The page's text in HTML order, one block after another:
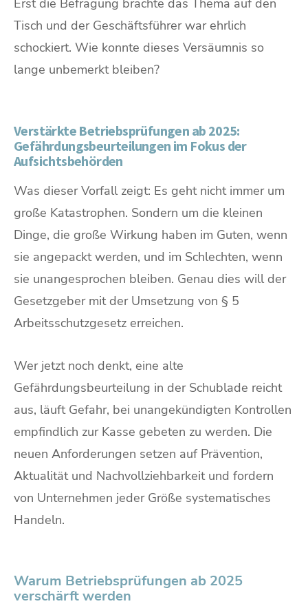
Tisch und der Geschäftsführer war ehrlich
schockiert. Wie konnte dieses Versäumnis so
lange unbemerkt bleiben?
Verstärkte Betriebsprüfungen ab 2025:
Gefährdungsbeurteilungen im Fokus der
Aufsichtsbehörden
Was dieser Vorfall zeigt: Es geht nicht immer um
große Katastrophen. Sondern um die kleinen
Dinge, die große Wirkung haben im Guten, wenn
sie angepackt werden, und im Schlechten, wenn
sie unangesprochen bleiben. Genau dies will der
Gesetzgeber mit der Umsetzung von § 5
Arbeitsschutzgesetz erreichen.
Wer jetzt noch denkt, eine alte
Gefährdungsbeurteilung in der Schublade reicht
aus, läuft Gefahr, bei unangekündigten Kontrollen
empfindlich zur Kasse gebeten zu werden. Die
neuen Anforderungen setzen auf Prävention,
Aktualität und Nachvollziehbarkeit und fordern
von Unternehmen jeder Größe systematisches
Handeln.
Warum Betriebsprüfungen ab 2025
verschärft werden